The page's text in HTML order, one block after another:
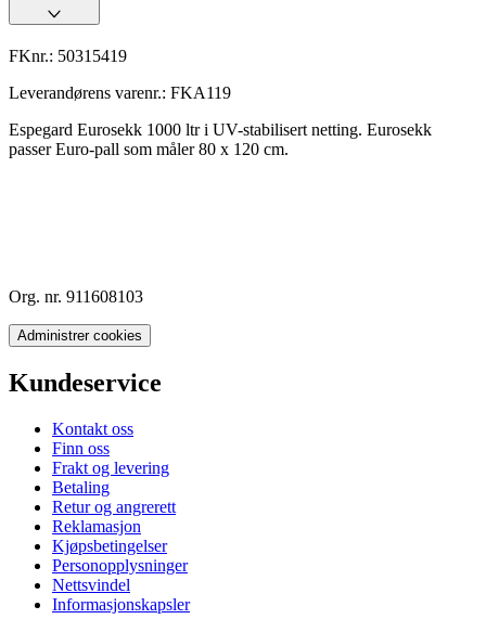
FKnr.: 50315419
Leverandørens varenr.: FKA119
Espegard Eurosekk 1000 ltr i UV-stabilisert netting. Eurosekk
passer Euro-pall som måler 80 x 120 cm.
Org. nr. 911608103
Administrer cookies
Kundeservice
Kontakt oss
Finn oss
Frakt og levering
Betaling
Retur og angrerett
Reklamasjon
Kjøpsbetingelser
Personopplysninger
Nettsvindel
Informasjonskapsler